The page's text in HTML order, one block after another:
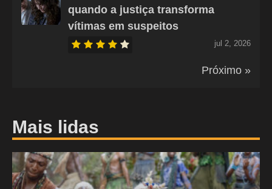
quando a justiça transforma
vítimas em suspeitos
jul 2, 2026
Próximo »
Mais lidas